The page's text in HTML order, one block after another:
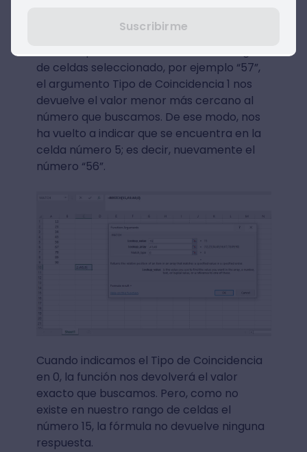
Sin embargo, cuando colocamos un
número que no se encuentra en el rango
de celdas seleccionado, por ejemplo “57”,
el argumento Tipo de Coincidencia 1 nos
devuelve el valor menor más cercano al
número que buscamos. De ese modo, nos
ha vuelto a indicar que se encuentra en la
celda número 5; es decir, nuevamente el
número “56”.
Cuando indicamos el Tipo de Coincidencia
en 0, la función nos devolverá el valor
exacto que buscamos. Pero, como no
existe en nuestro rango de celdas el
número 15, la fórmula no devuelve ninguna
respuesta.
Suscribirme